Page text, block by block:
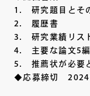
1. 研究題目とそ
2. 履歴書
3. 研究業績リス
4. 主要な論文5編
5. 推薦状が必要
◆応募締切 2024